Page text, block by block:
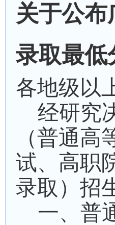
关于公
录取最低
各地级以
经研究
（普通高
试、高职
录取）招
一、 普